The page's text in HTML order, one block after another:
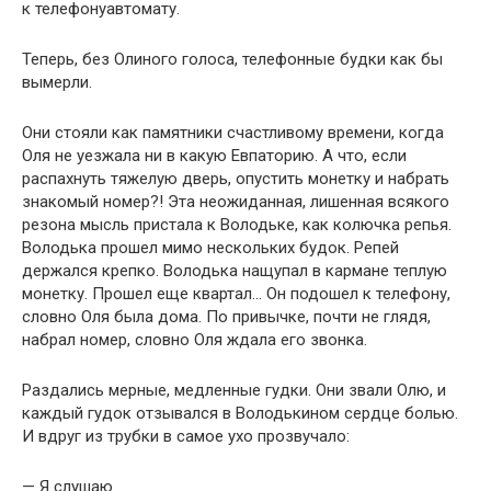
к телефонуавтомату.
Теперь, без Олиного голоса, телефонные будки как бы
вымерли.
Они стояли как памятники счастливому времени, когда
Оля не уезжала ни в какую Евпаторию. А что, если
распахнуть тяжелую дверь, опустить монетку и набрать
знакомый номер?! Эта неожиданная, лишенная всякого
резона мысль пристала к Володьке, как колючка репья.
Володька прошел мимо нескольких будок. Репей
держался крепко. Володька нащупал в кармане теплую
монетку. Прошел еще квартал… Он подошел к телефону,
словно Оля была дома. По привычке, почти не глядя,
набрал номер, словно Оля ждала его звонка.
Раздались мерные, медленные гудки. Они звали Олю, и
каждый гудок отзывался в Володькином сердце болью.
И вдруг из трубки в самое ухо прозвучало:
— Я слушаю.